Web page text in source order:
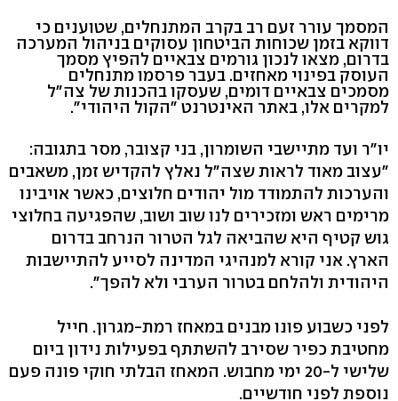
המסמך עורר זעם רב בקרב המתנחלים, שטוענים כי
דווקא בזמן שכוחות הביטחון עסוקים בניהול המערכה
בדרום, מצאו לנכון גורמים צבאיים להפיץ מסמך
העוסק בפינוי מאחזים. בעבר פרסמו מתנחלים
מסמכים צבאיים דומים, שעסקו בהכנות של צה"ל
למקרים אלו, באתר האינטרנט "הקול היהודי".
יו"ר ועד מתיישבי השומרון, בני קצובר, מסר בתגובה:
"עצוב מאוד לראות שצה"ל נאלץ להקדיש זמן, משאבים
והערכות להתמודד מול יהודים חלוצים, כאשר אויבינו
מרימים ראש ומזכירים לנו שוב ושוב, שהפגיעה בחלוצי
גוש קטיף היא שהביאה לגל הטרור הנרחב בדרום
הארץ. אני קורא למנהיגי המדינה לסייע להתיישבות
היהודית ולהלחם בטרור הערבי ולא להפך".
לפני כשבוע פונו מבנים במאחז רמת-מגרון. חייל
מחטיבת כפיר שסירב להשתתף בפעילות נידון ביום
שלישי ל-20 ימי מחבוש. המאחז הבלתי חוקי פונה פעם
נוספת לפני חודשיים.